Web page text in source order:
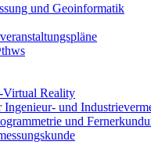
und Geoinformatik
Reality
und
und